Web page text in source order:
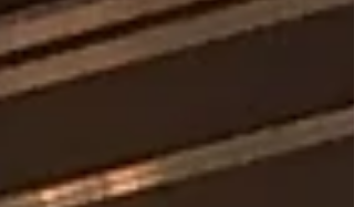
のみです！ さて、先日は...